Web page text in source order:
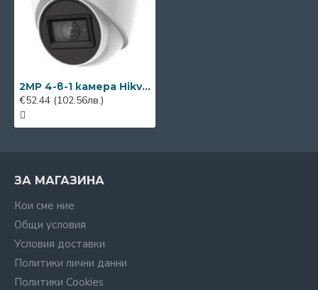
2MP 4-в-1 камера Hikvision DS-2CE78D0T-IT3FS, EXIR IR 40м, 3.6мм
€52.44 (102.56лв.)
ЗА МАГАЗИНА
Кои сме ние
Общи условия
Условия доставки
Политики лични данни
Политики Cookies